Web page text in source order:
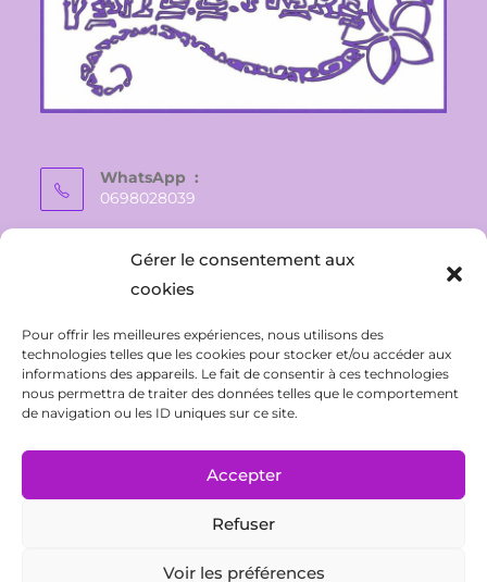
Gérer le consentement aux
cookies
Pour offrir les meilleures expériences, nous utilisons des
technologies telles que les cookies pour stocker et/ou accéder aux
informations des appareils. Le fait de consentir à ces technologies
nous permettra de traiter des données telles que le comportement
de navigation ou les ID uniques sur ce site.
Accepter
Refuser
Voir les préférences
WhatsApp :
0698028039
vaite.e.tiare@gmail.com
Conditions Générales de Ventes
Mentions légales